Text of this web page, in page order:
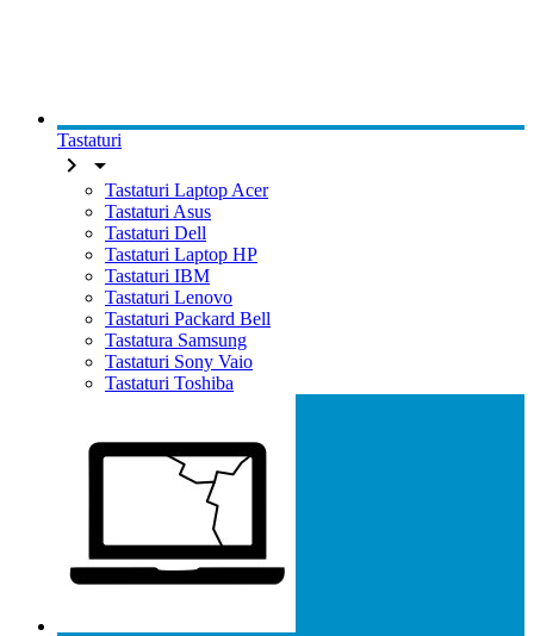
Tastaturi
 
Tastaturi Laptop Acer
Tastaturi Asus
Tastaturi Dell
Tastaturi Laptop HP
Tastaturi IBM
Tastaturi Lenovo
Tastaturi Packard Bell
Tastatura Samsung
Tastaturi Sony Vaio
Tastaturi Toshiba